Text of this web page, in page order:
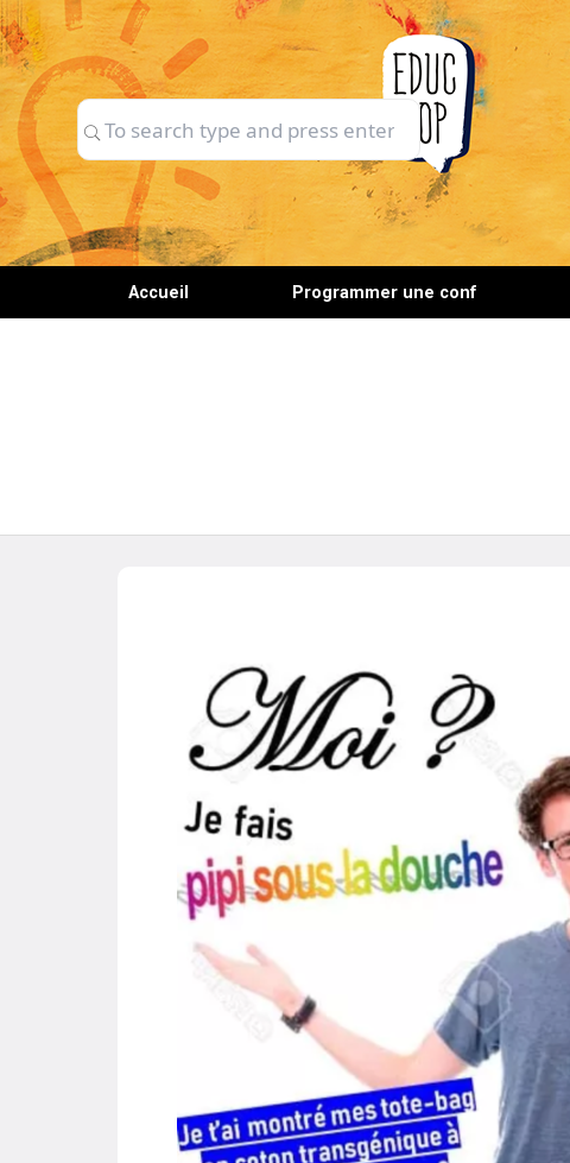
Skip
to
content
Search
for:
Search
Accueil Programmer une conf